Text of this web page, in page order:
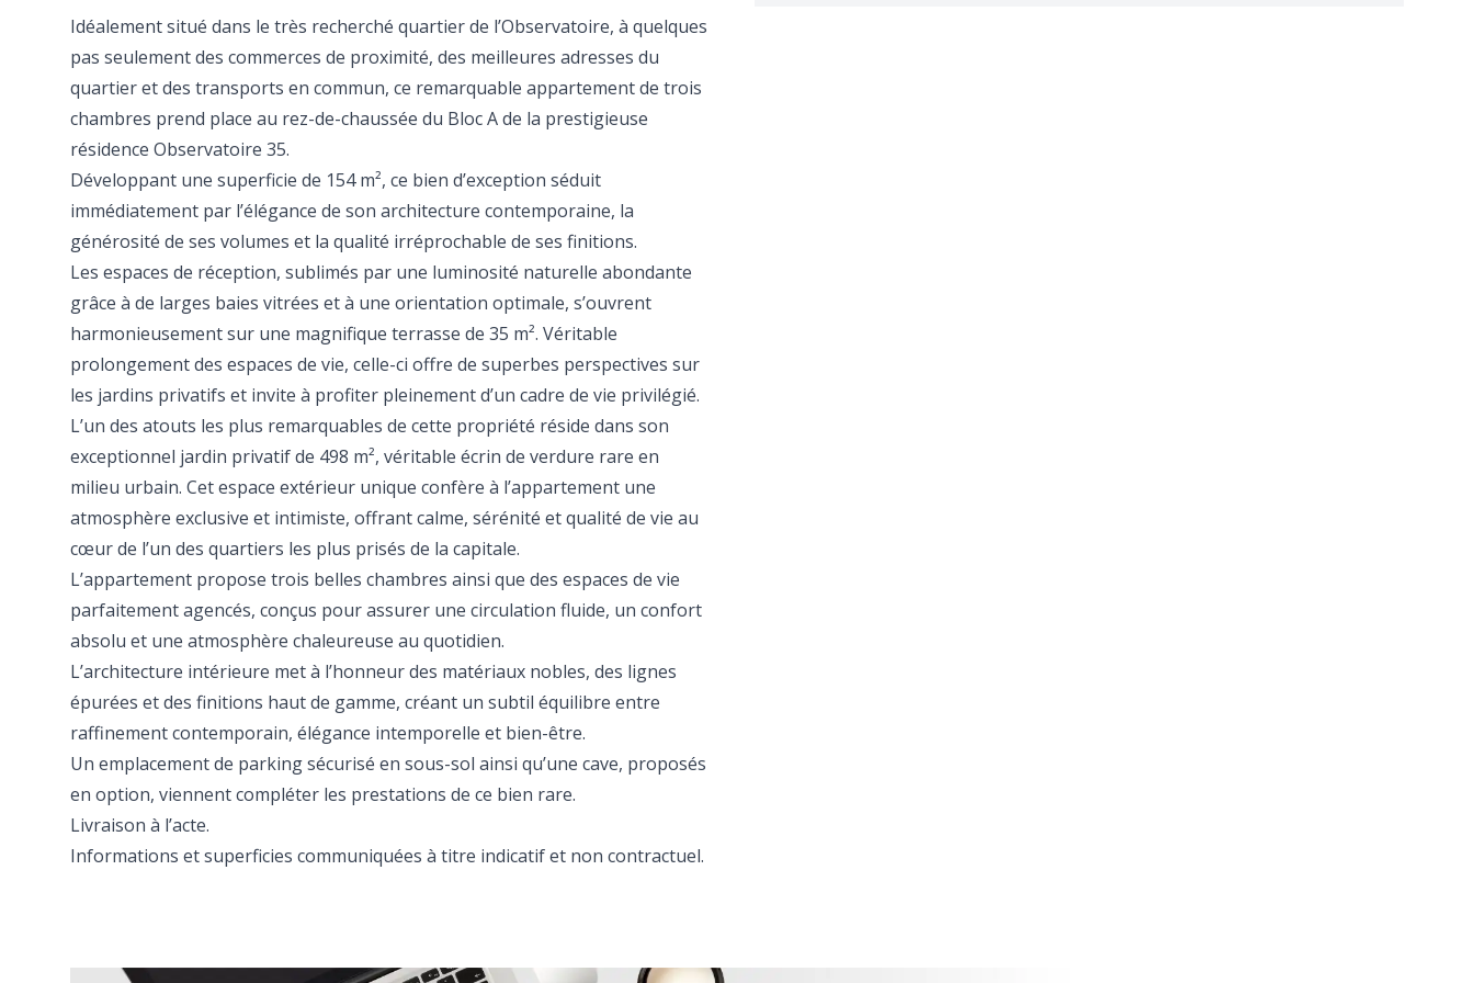
Idéalement situé dans le très recherché quartier de l’Observatoire, à quelques
pas seulement des commerces de proximité, des meilleures adresses du
quartier et des transports en commun, ce remarquable appartement de trois
chambres prend place au rez-de-chaussée du Bloc A de la prestigieuse
résidence Observatoire 35.
Développant une superficie de 154 m², ce bien d’exception séduit
immédiatement par l’élégance de son architecture contemporaine, la
générosité de ses volumes et la qualité irréprochable de ses finitions.
Les espaces de réception, sublimés par une luminosité naturelle abondante
grâce à de larges baies vitrées et à une orientation optimale, s’ouvrent
harmonieusement sur une magnifique terrasse de 35 m². Véritable
prolongement des espaces de vie, celle-ci offre de superbes perspectives sur
les jardins privatifs et invite à profiter pleinement d’un cadre de vie privilégié.
L’un des atouts les plus remarquables de cette propriété réside dans son
exceptionnel jardin privatif de 498 m², véritable écrin de verdure rare en
milieu urbain. Cet espace extérieur unique confère à l’appartement une
atmosphère exclusive et intimiste, offrant calme, sérénité et qualité de vie au
cœur de l’un des quartiers les plus prisés de la capitale.
L’appartement propose trois belles chambres ainsi que des espaces de vie
parfaitement agencés, conçus pour assurer une circulation fluide, un confort
absolu et une atmosphère chaleureuse au quotidien.
L’architecture intérieure met à l’honneur des matériaux nobles, des lignes
épurées et des finitions haut de gamme, créant un subtil équilibre entre
raffinement contemporain, élégance intemporelle et bien-être.
Un emplacement de parking sécurisé en sous-sol ainsi qu’une cave, proposés
en option, viennent compléter les prestations de ce bien rare.
Livraison à l’acte.
Informations et superficies communiquées à titre indicatif et non contractuel.